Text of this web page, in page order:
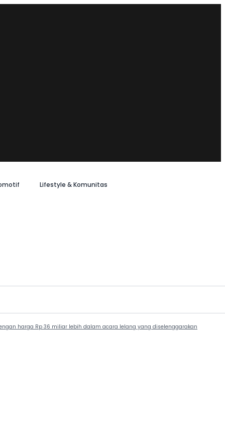
Lifestyle & Komunitas
harga Rp 36 miliar lebih dalam acara lelang yang diselenggarakan